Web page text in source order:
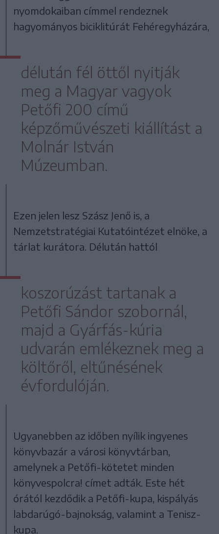
nyomdokaiban címmel rendeznek
hagyományos biciklitúrát Fehéregyházára,
délután fél öttől nyitják
meg a Magyar vagyok
Petőfi 200 című
képzőművészeti kiállítást a
Molnár István
Múzeumban.
Ezen jelen lesz Szász Jenő is, a
Nemzetstratégiai Kutatóintézet elnöke, a
tárlat kurátora. Délután hattól
koszorúzást tartanak a
Petőfi Sándor szobornál,
majd a Gyárfás-kúria
udvarán emlékeznek meg a
költőről, eltűnésének
évfordulóján.
Ugyanebben az időben nyílik ingyenes
könyvbazár a városi könyvtárban,
amelynek a Petőfi-kötetet minden
könyvespolcra! címet adták. Este hét
órától kezdődik a Petőfi-kupa, kispályás
labdarúgó-bajnokság, valamint a Tenisz-
kupa.